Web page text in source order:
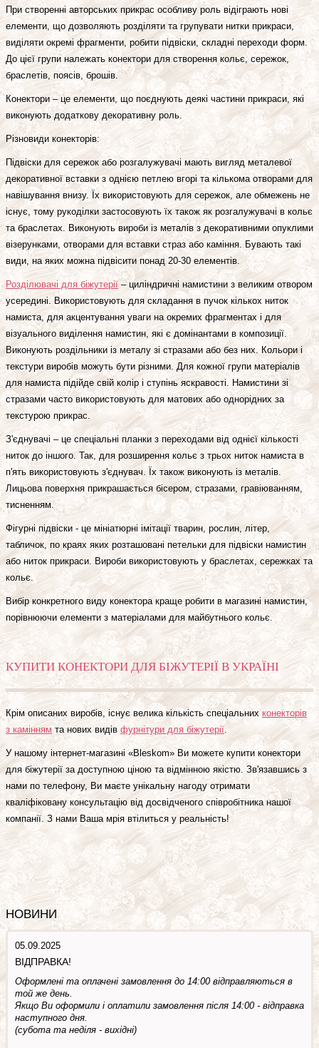
При створенні авторських прикрас особливу роль відіграють нові
елементи, що дозволяють розділяти та групувати нитки прикраси,
виділяти окремі фрагменти, робити підвіски, складні переходи форм.
До цієї групи належать конектори для створення кольє, сережок,
браслетів, поясів, брошів.
Конектори – це елементи, що поєднують деякі частини прикраси, які
виконують додаткову декоративну роль.
Різновиди конекторів:
Підвіски для сережок або розгалужувачі мають вигляд металевої
декоративної вставки з однією петлею вгорі та кількома отворами для
навішування внизу. Їх використовують для сережок, але обмежень не
існує, тому рукоділки застосовують їх також як розгалужувачі в кольє
та браслетах. Виконують вироби із металів з декоративними опуклими
візерунками, отворами для вставки страз або каміння. Бувають такі
види, на яких можна підвісити понад 20-30 елементів.
Розділювачі для біжутерії – циліндричні намистини з великим отвором
усередині. Використовують для складання в пучок кількох ниток
намиста, для акцентування уваги на окремих фрагментах і для
візуального виділення намистин, які є домінантами в композиції.
Виконують роздільники із металу зі стразами або без них. Кольори і
текстури виробів можуть бути різними. Для кожної групи матеріалів
для намиста підійде свій колір і ступінь яскравості. Намистини зі
стразами часто використовують для матових або однорідних за
текстурою прикрас.
З'єднувачі – це спеціальні планки з переходами від однієї кількості
ниток до іншого. Так, для розширення кольє з трьох ниток намиста в
п'ять використовують з'єднувач. Їх також виконують із металів.
Лицьова поверхня прикрашається бісером, стразами, гравіюванням,
тисненням.
Фігурні підвіски - це мініатюрні імітації тварин, рослин, літер,
табличок, по краях яких розташовані петельки для підвіски намистин
або ниток прикраси. Вироби використовують у браслетах, сережках та
кольє.
Вибір конкретного виду конектора краще робити в магазині намистин,
порівнюючи елементи з матеріалами для майбутнього кольє.
КУПИТИ КОНЕКТОРИ ДЛЯ БІЖУТЕРІЇ В УКРАЇНІ
Крім описаних виробів, існує велика кількість спеціальних конекторів
з каміннямта нових видів фурнітури для біжутерії.
У нашому інтернет-магазині «Bleskom» Ви можете купити конектори
для біжутерії за доступною ціною та відмінною якістю. Зв'язавшись з
нами по телефону, Ви маєте унікальну нагоду отримати
кваліфіковану консультацію від досвідченого співробітника нашої
компанії. З нами Ваша мрія втілиться у реальність!
НОВИНИ
05.09.2025
ВІДПРАВКА!
Оформлені та оплачені замовлення до 14:00 відправляються в
той же день.
Якщо Ви оформили і оплатили замовлення після 14:00 - відправка
наступного дня.
(субота та недiля - вuхiднi)